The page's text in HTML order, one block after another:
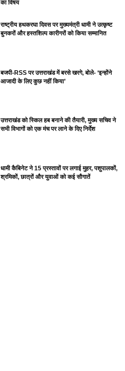
का विषय
राष्ट्रीय हथकरघा दिवस पर मुख्यमंत्री धामी ने उत्कृष्ट
बुनकरों और हस्तशिल्प कारीगरों को किया सम्मानित
बजपी-RSS पर उत्तराखंड में बरसे खरगे, बोले- ‘इन्होंने
आजादी के लिए कुछ नहीं किया’
उत्तराखंड को स्किल हब बनाने की तैयारी, मुख्य सचिव ने
सभी विभागों को एक मंच पर लाने के दिए निर्देश
धामी कैबिनेट ने 15 प्रस्तावों पर लगाई मुहर, पशुपालकों,
श्रमिकों, छात्रों और युवाओं को कई सौगातें